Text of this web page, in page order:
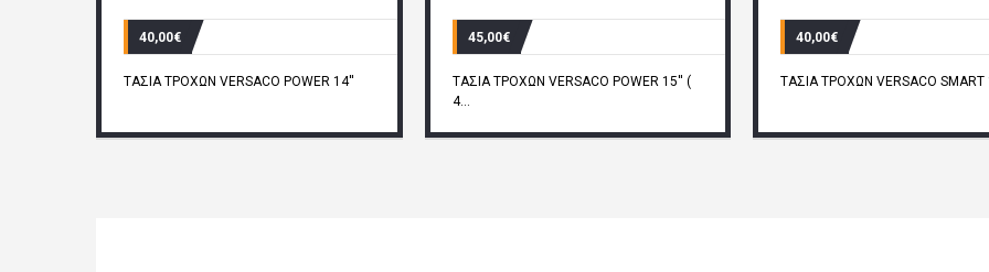
40,00€
ΤΑΣΙΑ ΤΡΟΧΩΝ VERSACO POWER 14''
45,00€
ΤΑΣΙΑ ΤΡΟΧΩΝ VERSACO POWER 15'' (
4...
40,00€
ΤΑΣΙΑ ΤΡΟΧΩΝ VERSACO SMART